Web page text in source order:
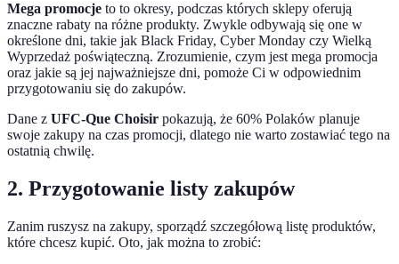
Mega promocje to to okresy, podczas których sklepy oferują
znaczne rabaty na różne produkty. Zwykle odbywają się one w
określone dni, takie jak Black Friday, Cyber Monday czy Wielką
Wyprzedaż poświąteczną. Zrozumienie, czym jest mega promocja
oraz jakie są jej najważniejsze dni, pomoże Ci w odpowiednim
przygotowaniu się do zakupów.
Dane z UFC-Que Choisir pokazują, że 60% Polaków planuje
swoje zakupy na czas promocji, dlatego nie warto zostawiać tego na
ostatnią chwilę.
2. Przygotowanie listy zakupów
Zanim ruszysz na zakupy, sporządź szczegółową listę produktów,
które chcesz kupić. Oto, jak można to zrobić: